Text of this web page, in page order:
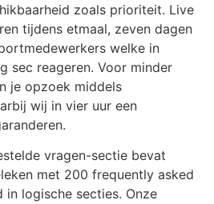
zoals prioriteit. Live
tijdens etmaal, zeven dagen
welke in
sec reageren. Voor minder
je opzoek middels
wij in vier uur een
vragen-sectie bevat
met 200 frequently asked
logische secties. Onze